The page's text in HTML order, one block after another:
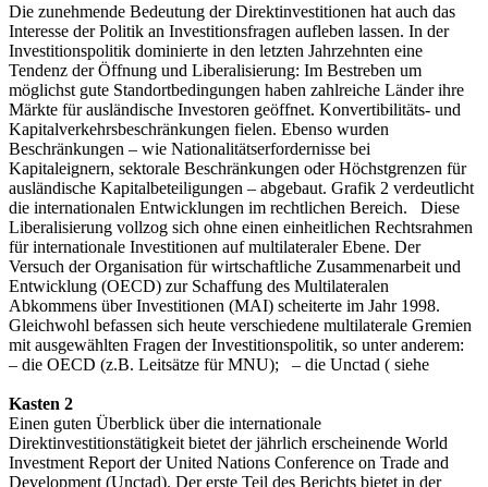
Die zunehmende Bedeutung der Direktinvestitionen hat auch das
Interesse der Politik an Investitionsfragen aufleben lassen. In der
Investitionspolitik dominierte in den letzten Jahrzehnten eine
Tendenz der Öffnung und Liberalisierung: Im Bestreben um
möglichst gute Standortbedingungen haben zahlreiche Länder ihre
Märkte für ausländische Investoren geöffnet. Konvertibilitäts- und
Kapitalverkehrsbeschränkungen fielen. Ebenso wurden
Beschränkungen – wie Nationalitätserfordernisse bei
Kapitaleignern, sektorale Beschränkungen oder Höchstgrenzen für
ausländische Kapitalbeteiligungen – abgebaut. Grafik 2 verdeutlicht
die internationalen Entwicklungen im rechtlichen Bereich. Diese
Liberalisierung vollzog sich ohne einen einheitlichen Rechtsrahmen
für internationale Investitionen auf multilateraler Ebene. Der
Versuch der Organisation für wirtschaftliche Zusammenarbeit und
Entwicklung (OECD) zur Schaffung des Multilateralen
Abkommens über Investitionen (MAI) scheiterte im Jahr 1998.
Gleichwohl befassen sich heute verschiedene multilaterale Gremien
mit ausgewählten Fragen der Investitionspolitik, so unter anderem:
– die OECD (z.B. Leitsätze für MNU); – die Unctad ( siehe
Kasten 2
Einen guten Überblick über die internationale
Direktinvestitionstätigkeit bietet der jährlich erscheinende World
Investment Report der United Nations Conference on Trade and
Development (Unctad). Der erste Teil des Berichts bietet in der